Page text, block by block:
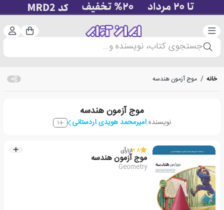
دسته‌بندی سبد
جستجوی کتاب، نویسنده و...
خانه / موج آزمون هندسه
موج آزمون هندسه
نویسنده:امیرمحمد هویدی اردستانی 1
3.8از1رأی
موج آزمون هندسه
Geometry